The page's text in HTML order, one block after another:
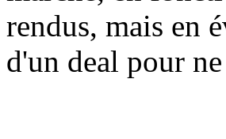
rendus, mais en
d'un deal pour